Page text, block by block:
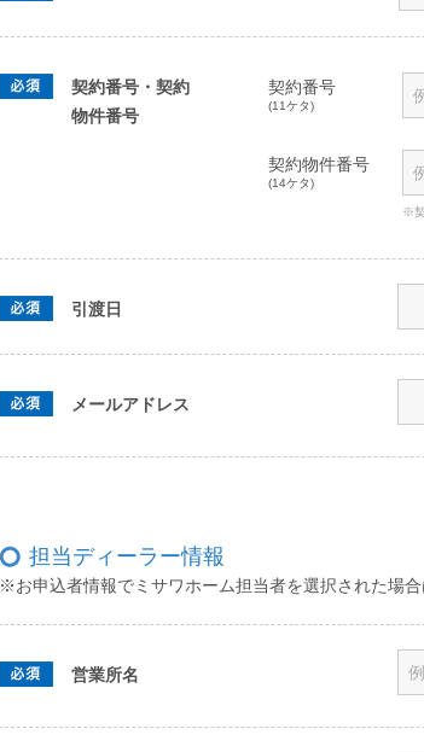
契約番号・契約
物件番号
契約番号
(11ケタ)
契約物件番号
(14ケタ)
※
引渡日
メールアドレス
担当ディーラー情報
※お申込者情報でミサワホーム担当者を選択された場合
営業所名